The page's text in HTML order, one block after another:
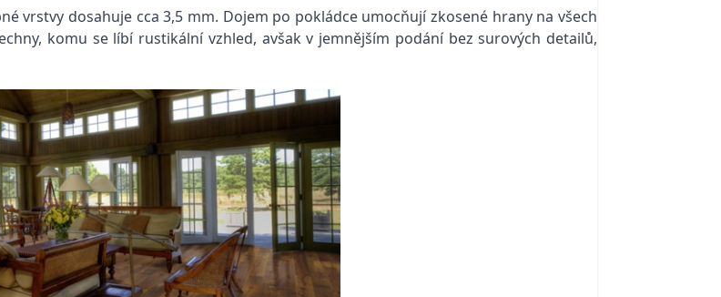
vrstvy dosahuje cca 3,5 mm. Dojem po pokládce umocňují zkosené hrany na všech
komu se líbí rustikální vzhled, avšak v jemnějším podání bez surových detailů,